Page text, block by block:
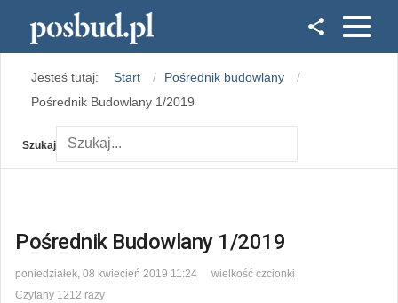
Instagram
Jesteś tutaj: Start
Pośrednik budowlany
Pośrednik Budowlany 1/2019
Szukaj
Pośrednik Budowlany 1/2019
poniedziałek, 08 kwiecień 2019 11:24
wielkość czcionki
Czytany 1212 razy